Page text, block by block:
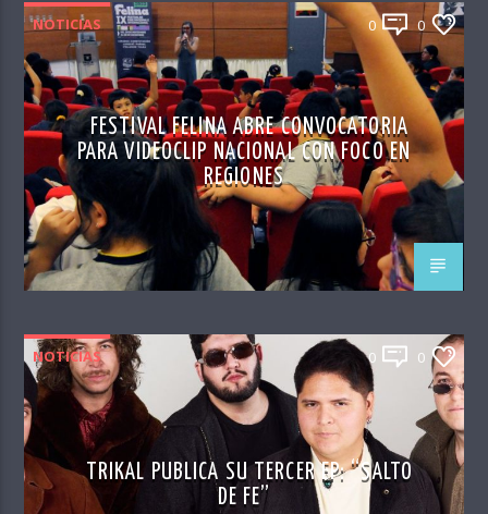
NOTICIAS 0 0
FESTIVAL FELINA ABRE CONVOCATORIA
PARA VIDEOCLIP NACIONAL CON FOCO EN
REGIONES
NOTICIAS 0 0
TRIKAL PUBLICA SU TERCER EP: “SALTO
DE FE”